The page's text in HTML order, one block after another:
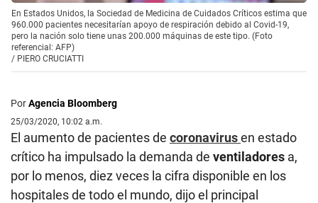
En Estados Unidos, la Sociedad de Medicina de Cuidados Críticos estima que
960.000 pacientes necesitarían apoyo de respiración debido al Covid-19,
pero la nación solo tiene unas 200.000 máquinas de este tipo. (Foto
referencial: AFP)
/ PIERO CRUCIATTI
PorAgencia Bloomberg
25/03/2020, 10:02 a.m.
El aumento de pacientes de coronavirusen estado
crítico ha impulsado la demanda de ventiladores a,
por lo menos, diez veces la cifra disponible en los
hospitales de todo el mundo, dijo el principal